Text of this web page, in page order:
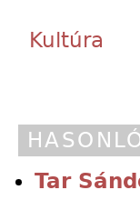
Kultúra
Tar